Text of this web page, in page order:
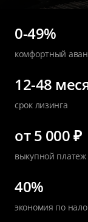
0-49%
комфортный
12-48
срок лизинга
от 5 000 ₽
выкупной платеж
40%
экономия по